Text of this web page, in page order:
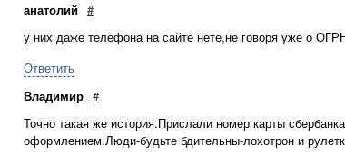
анатолий #
у них даже телефона на сайте нете,не говоря уже о
Ответить
Владимир #
Точно такая же история.Прислали номер карты
оформлением.Люди-будьте бдительны-лохотрон и